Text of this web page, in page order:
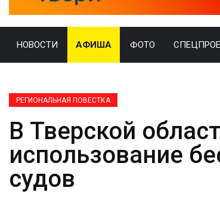
НОВОСТИ АФИША ФОТО
РЕГИОНАЛЬНАЯ ПОВЕСТКА
В Тверской
использование
судов